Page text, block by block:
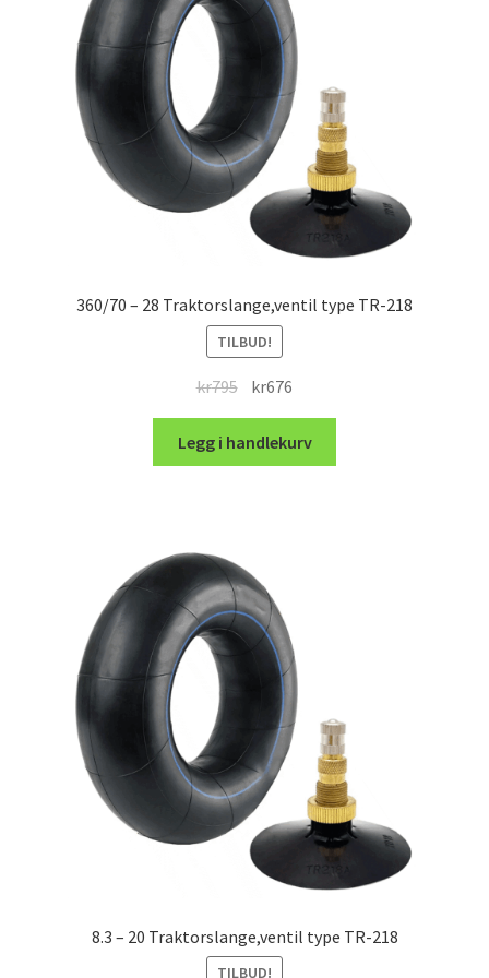
360/70 – 28 Traktorslange,ventil type TR-218
TILBUD!
kr795 Opprinnelig
var:
kr795.
kr676
er:
kr676.
Legg i handlekurv
8.3 – 20 Traktorslange,ventil type TR-218
TILBUD!